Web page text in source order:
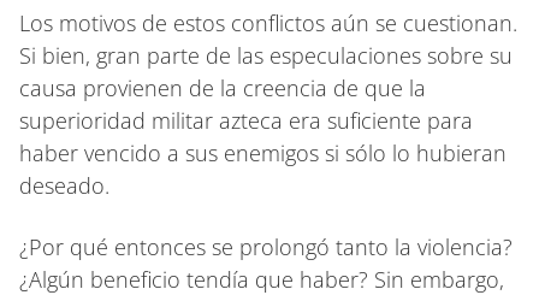
Los motivos de estos conflictos aún se cuestionan.
Si bien, gran parte de las especulaciones sobre su
causa provienen de la creencia de que la
superioridad militar azteca era suficiente para
haber vencido a sus enemigos si sólo lo hubieran
deseado.
¿Por qué entonces se prolongó tanto la violencia?
¿Algún beneficio tendía que haber? Sin embargo,